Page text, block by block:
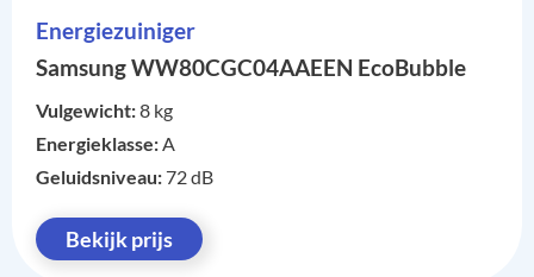
Energiezuiniger
Samsung WW80CGC04AAEEN EcoBubble
Vulgewicht:8 kg
Energieklasse:A
Geluidsniveau: 72 dB
Bekijk prijs